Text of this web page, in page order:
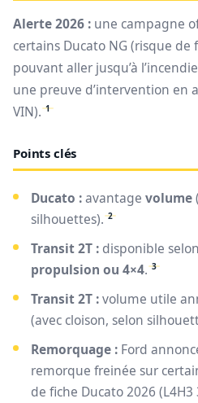
Alerte 2026 : une campagne
certains Ducato NG (risque
pouvant aller jusqu’à
une preuve d’intervention en
VIN). 1
Points clés
Ducato :avantage volume
silhouettes). 2
Transit 2T : disponible
propulsion ou 4×4. 3
Transit 2T :volume utile
(avec cloison, selon
Remorquage : Ford
remorque freinée sur
de fiche Ducato 2026